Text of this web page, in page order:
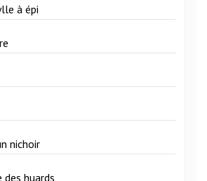
à épi
nichoir
des huards